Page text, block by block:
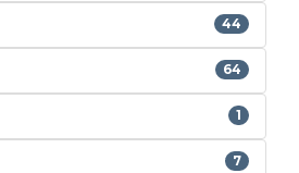
44
64
1
7